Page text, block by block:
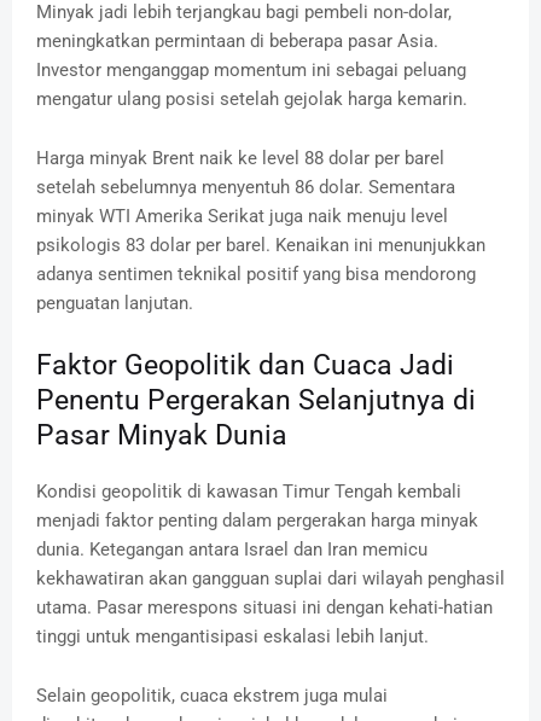
Minyak jadi lebih terjangkau bagi pembeli non-dolar,
meningkatkan permintaan di beberapa pasar Asia.
Investor menganggap momentum ini sebagai peluang
mengatur ulang posisi setelah gejolak harga kemarin.
Harga minyak Brent naik ke level 88 dolar per barel
setelah sebelumnya menyentuh 86 dolar. Sementara
minyak WTI Amerika Serikat juga naik menuju level
psikologis 83 dolar per barel. Kenaikan ini menunjukkan
adanya sentimen teknikal positif yang bisa mendorong
penguatan lanjutan.
Faktor Geopolitik dan Cuaca Jadi
Penentu Pergerakan Selanjutnya di
Pasar Minyak Dunia
Kondisi geopolitik di kawasan Timur Tengah kembali
menjadi faktor penting dalam pergerakan harga minyak
dunia. Ketegangan antara Israel dan Iran memicu
kekhawatiran akan gangguan suplai dari wilayah penghasil
utama. Pasar merespons situasi ini dengan kehati-hatian
tinggi untuk mengantisipasi eskalasi lebih lanjut.
Selain geopolitik, cuaca ekstrem juga mulai